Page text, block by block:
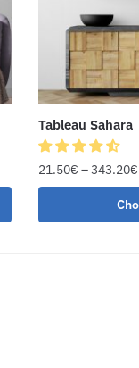
Tableau Sahara
21.50€ –343.20€